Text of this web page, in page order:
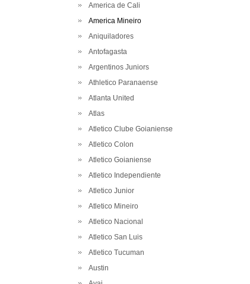
America de Cali
America Mineiro
Aniquiladores
Antofagasta
Argentinos Juniors
Athletico Paranaense
Atlanta United
Atlas
Atletico Clube Goianiense
Atletico Colon
Atletico Goianiense
Atletico Independiente
Atletico Junior
Atletico Mineiro
Atletico Nacional
Atletico San Luis
Atletico Tucuman
Austin